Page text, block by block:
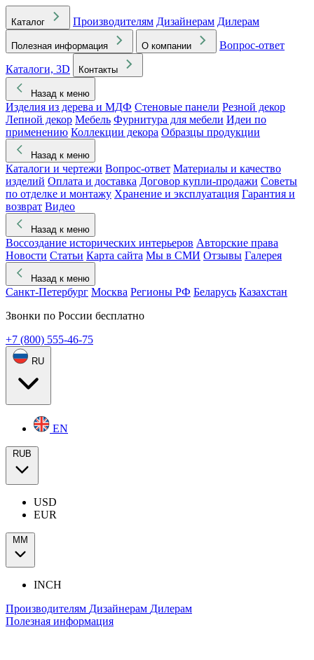
Каталог Производителям Дизайнерам Дилерам
Полезная информация О компании
Вопрос-ответ
Каталоги, 3D
Контакты
Назад к меню
Изделия из дерева и МДФ Стеновые панели Резной декор
Лепной декор Мебель Фурнитура для мебели Идеи по
применению Коллекции декора Образцы продукции
Назад к меню
Каталоги и чертежи Вопрос-ответ Материалы и качество
изделий Оплата и доставка Договор купли-продажи Советы
по отделке и монтажу Хранение и эксплуатация Гарантия и
возврат Видео
Назад к меню
Воссоздание исторических интерьеров Авторские права
Новости Статьи Карта сайта Мы в СМИ Отзывы Галерея
Назад к меню
Санкт-Петербург Москва Регионы РФ Беларусь Казахстан
Звонки по России бесплатно
+7 (800) 555-46-75
RU
EN
RUB
USD
EUR
ММ
INCH
Производителям Дизайнерам Дилерам
Полезная информация